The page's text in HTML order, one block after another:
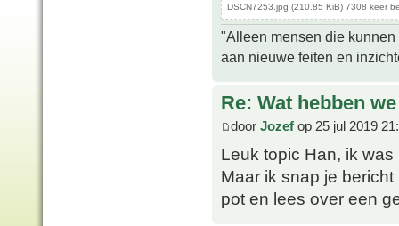
DSCN7253.jpg (210.85 KiB) 7308 keer
"Alleen mensen die
aan nieuwe feiten en
Re: Wat hebben
door Jozef op 25 jul 2019
Leuk topic Han, ik
Maar ik snap je
pot en lees over een